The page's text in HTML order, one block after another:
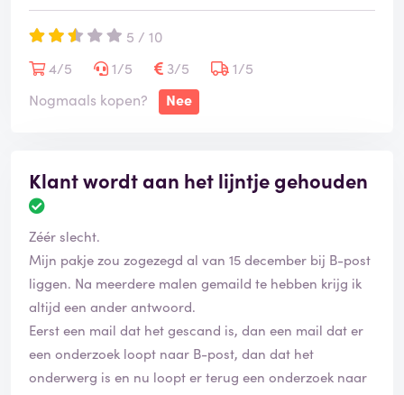
5 / 10
4/5
1/5 3/5
1/5
Nogmaals kopen?
Nee
Klant wordt aan het lijntje gehouden
Zéér slecht.
Mijn pakje zou zogezegd al van 15 december bij B-post
liggen. Na meerdere malen gemaild te hebben krijg ik
altijd een ander antwoord.
Eerst een mail dat het gescand is, dan een mail dat er
een onderzoek loopt naar B-post, dan dat het
onderwerg is en nu loopt er terug een onderzoek naar